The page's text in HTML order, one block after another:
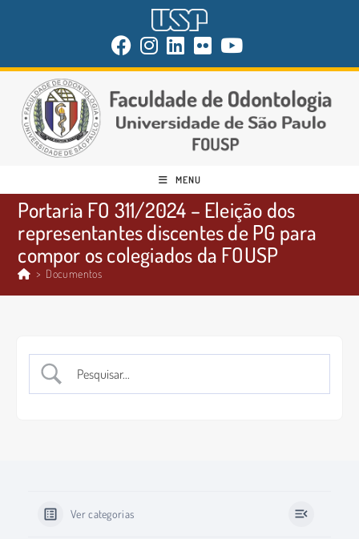
MENU
Portaria FO 311/2024 – Eleição dos
representantes discentes de PG para
compor os colegiados da FOUSP
> Documentos
Ver categorias